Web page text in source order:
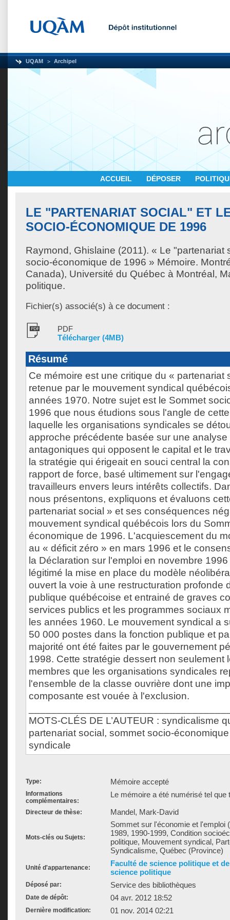
UQAM Archipel
ACCUEIL DÉPOSER
LE "PARTENARIAT SOCIAL" ET
SOCIO-ÉCONOMIQUE DE 1996
Raymond, Ghislaine (2011). « Le "partenariat
socio-économique de 1996 » Mémoire.
Canada), Université du Québec à Montréal,
politique.
Fichier(s) associé(s) à ce document :
PDF
Télécharger (4MB)
Résumé
Ce mémoire est une critique du « partenariat
retenue par le mouvement syndical
années 1970. Notre sujet est le Sommet
1996 que nous étudions sous l'angle de
laquelle les organisations syndicales se
approche précédente basée sur une analyse
antagoniques qui opposent le capital et le
la stratégie qui érigeait en souci central la
rapport de force, basé ultimement sur
travailleurs envers leurs intérêts collectifs.
nous présentons, expliquons et évaluons
partenariat social » et ses conséquences
mouvement syndical québécois lors du
économique de 1996. L'acquiescement du
au « déficit zéro » en mars 1996 et le
la Déclaration sur l'emploi en novembre
légitimé la mise en place du modèle
ouvert la voie à une restructuration profonde
publique québécoise et entrainé de graves
services publics et les programmes sociaux
les années 1960. Le mouvement syndical a
50 000 postes dans la fonction publique et
majorité ont été faites par le gouvernement
1998. Cette stratégie dessert non seulement
membres que les organisations syndicales
l'ensemble de la classe ouvrière dont une
composante est vouée à l'exclusion.
MOTS-CLÉS DE L’AUTEUR : syndicalisme
partenariat social, sommet socio-
syndicale
Type: Mémoire accepté
Informations
complémentaires:
Le mémoire a été numérisé tel que
Directeur de thèse: Mandel, Mark-David
Mots-clés ou Sujets:
Sommet sur l'économie et l'emploi
1989, 1990-1999, Condition
politique, Mouvement syndical,
Syndicalisme, Québec (Province)
Unité d'appartenance:
Faculté de science politique et
science politique
Déposé par: Service des bibliothèques
Date de dépôt: 04 avr. 2012 18:52
Dernière modification: 01 nov. 2014 02:21